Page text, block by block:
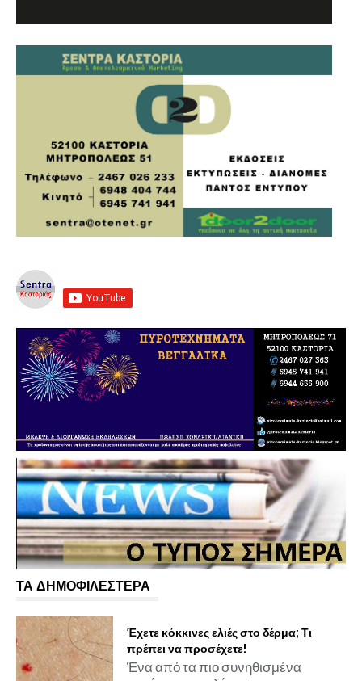
ΤΑ ΔΗΜΟΦΙΛΕΣΤΕΡΑ
Έχετε κόκκινες ελιές στο δέρμα; Τι
πρέπει να προσέχετε!
Ένα από τα πιο συνηθισμένα